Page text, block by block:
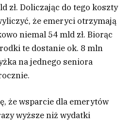
zł. Doliczając do tego koszty
że emeryci otrzymają
niemal 54 mld zł. Biorąc
te dostanie ok. 8 mln
na jednego seniora
że wsparcie dla emerytów
wyższe niż wydatki